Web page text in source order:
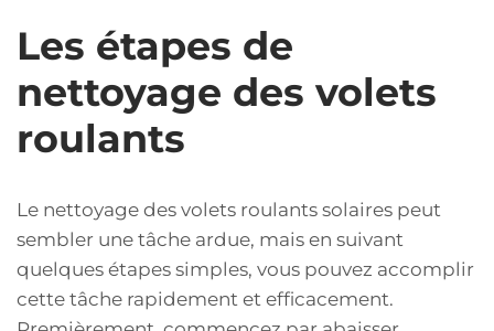
Les étapes de
nettoyage des volets
roulants
Le nettoyage des volets roulants solaires peut
sembler une tâche ardue, mais en suivant
quelques étapes simples, vous pouvez accomplir
cette tâche rapidement et efficacement.